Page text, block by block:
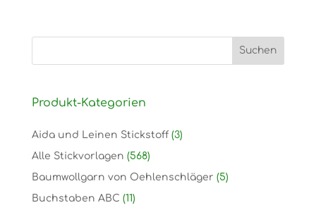
Produkt-Kategorien
Aida und Leinen Stickstoff (3)
Alle Stickvorlagen (568)
Baumwollgarn von Oehlenschläger (5)
Buchstaben ABC (11)